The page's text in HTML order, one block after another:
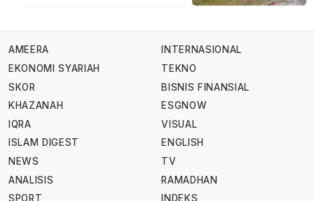
AMEERA
EKONOMI SYARIAH
SKOR
KHAZANAH
IQRA
ISLAM DIGEST
NEWS
ANALISIS
SPORT
INTERNASIONAL
TEKNO
BISNIS FINANSIAL
ESGNOW
VISUAL
ENGLISH
TV
RAMADHAN
INDEKS